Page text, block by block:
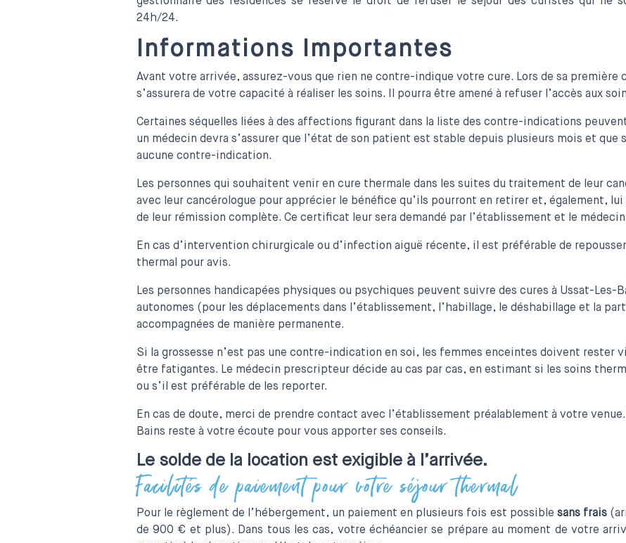
24h/24.
Informations Importantes
Avant votre arrivée, assurez-vous que rien ne contre-indique votre cure. Lors de sa première
s’assurera de votre capacité à réaliser les soins. Il pourra être amené à refuser l’accès aux
Certaines séquelles liées à des affections figurant dans la liste des contre-indications
un médecin devra s’assurer que l’état de son patient est stable depuis plusieurs mois et que
aucune contre-indication.
Les personnes qui souhaitent venir en cure thermale dans les suites du traitement de leur
avec leur cancérologue pour apprécier le bénéfice qu’ils pourront en retirer et, également,
de leur rémission complète. Ce certificat leur sera demandé par l’établissement et le
En cas d’intervention chirurgicale ou d’infection aiguë récente, il est préférable de
thermal pour avis.
Les personnes handicapées physiques ou psychiques peuvent suivre des cures à Ussat-Les-
autonomes (pour les déplacements dans l’établissement, l’habillage, le déshabillage et la
accompagnées de manière permanente.
Si la grossesse n’est pas une contre-indication en soi, les femmes enceintes doivent rester
être fatigantes. Le médecin prescripteur décide au cas par cas, en estimant si les soins
ou s’il est préférable de les reporter.
En cas de doute, merci de prendre contact avec l’établissement préalablement à votre venue.
Bains reste à votre écoute pour vous apporter ses conseils.
Le solde de la location est exigible à l’arrivée.
Facilités de paiement pour votre séjour thermal
Pour le règlement de l’hébergement, un paiement en plusieurs fois est possible sans frais
de 900 € et plus). Dans tous les cas, votre échéancier se prépare au moment de votre